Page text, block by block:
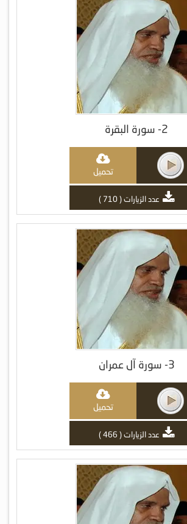
2- سورة البقرة
تحميل
عدد الزيارات ( 710 )
3- سورة آل عمران
تحميل
عدد الزيارات ( 466 )